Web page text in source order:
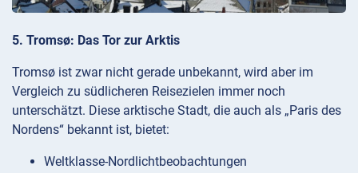
5. Tromsø: Das Tor zur Arktis
Tromsø ist zwar nicht gerade unbekannt, wird aber im
Vergleich zu südlicheren Reisezielen immer noch
unterschätzt. Diese arktische Stadt, die auch als „Paris des
Nordens“ bekannt ist, bietet:
Weltklasse-Nordlichtbeobachtungen